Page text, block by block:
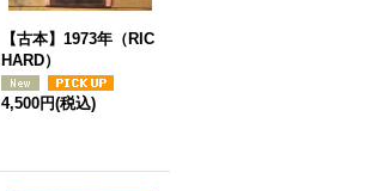
【古本】1973年（RIC
HARD）
4,500円(税込)